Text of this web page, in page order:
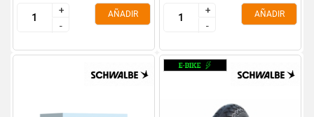
+
-
+
-
AÑADIR
+
-
+
-
AÑADIR